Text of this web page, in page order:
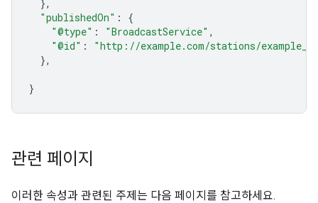
},
"publishedOn" :
{
"@type" : "BroadcastService" ,
"@id" :
"http://example.com/stations/
},
}
관련 페이지
이러한 속성과 관련된 주제는 다음 페이지를 참고하세요.